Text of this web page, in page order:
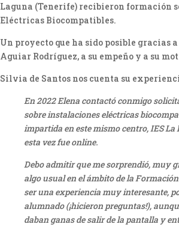
Laguna (Tenerife) recibieron formación
Eléctricas Biocompatibles.
Un proyecto que ha sido posible gracias
Aguiar Rodríguez, a su empeño y a su
Silvia de Santos nos cuenta su
En 2022 Elena contactó conmigo
sobre instalaciones eléctricas
impartida en este mismo centro, IES La
esta vez fue online.
Debo admitir que me sorprendió, muy
algo usual en el ámbito de la
ser una experiencia muy interesante,
alumnado (¡hicieron preguntas!),
daban ganas de salir de la pantalla y